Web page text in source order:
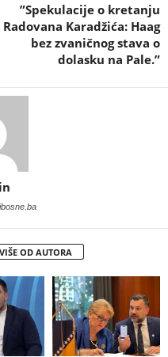
​”Spekulacije o kretanju
Radovana Karadžića: Haag
bez zvaničnog stava o
dolasku na Pale.”
VIŠE OD AUTORA